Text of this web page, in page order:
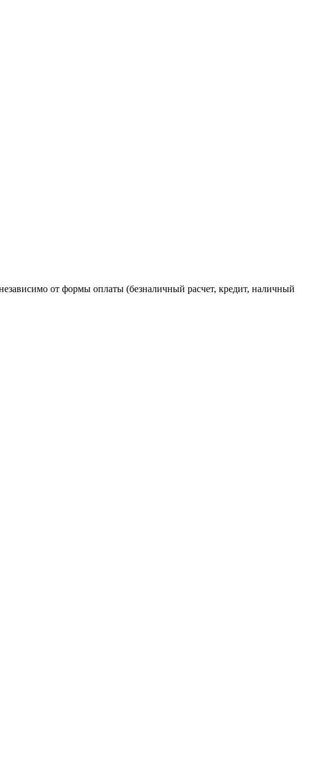
от формы оплаты (безналичный расчет, кредит, наличный